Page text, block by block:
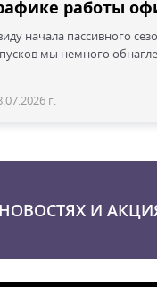
работы
начала пассивного
мы немного
г.
И